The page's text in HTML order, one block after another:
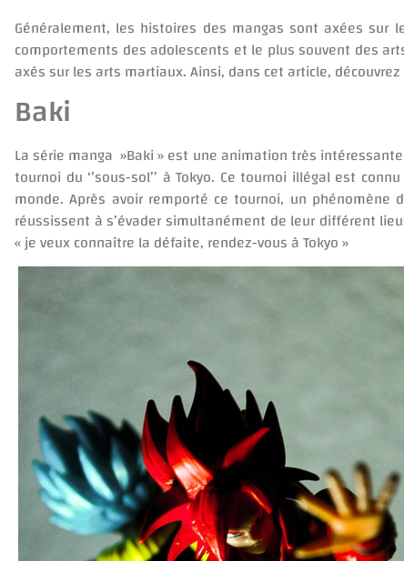
Généralement, les histoires des mangas sont axées
comportements des adolescents et le plus souvent des
axés sur les arts martiaux. Ainsi, dans cet article,
Baki
La série manga »Baki » est une animation très
tournoi du ‘’sous-sol’’ à Tokyo. Ce tournoi illégal est
monde. Après avoir remporté ce tournoi, un
réussissent à s’évader simultanément de leur différent
« je veux connaître la défaite, rendez-vous à Tokyo »